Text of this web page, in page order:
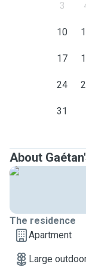
3
10
17
24
31
About
The residence
Apartment
Large